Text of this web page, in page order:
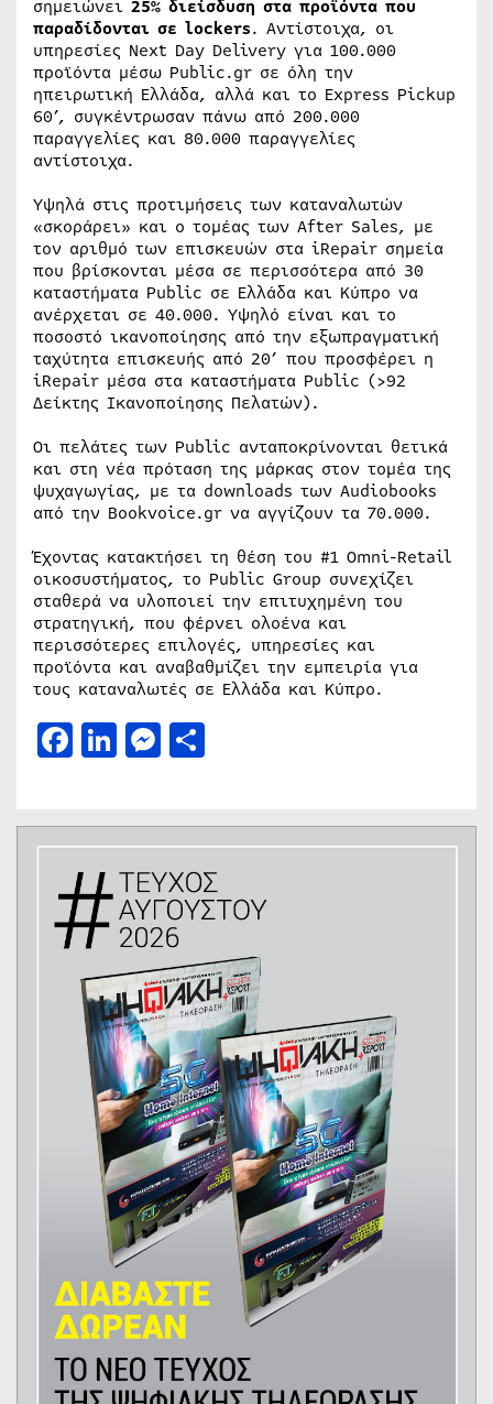
σημειώνει 25% διείσδυση στα προϊόντα που
παραδίδονται σε lockers. Αντίστοιχα, οι
υπηρεσίες Next Day Delivery για 100.000
προϊόντα μέσω Public.gr σε όλη την
ηπειρωτική Ελλάδα, αλλά και το Express Pickup
60’, συγκέντρωσαν πάνω από 200.000
παραγγελίες και 80.000 παραγγελίες
αντίστοιχα.
Υψηλά στις προτιμήσεις των καταναλωτών
«σκοράρει» και ο τομέας των After Sales, με
τον αριθμό των επισκευών στα iRepair σημεία
που βρίσκονται μέσα σε περισσότερα από 30
καταστήματα Public σε Ελλάδα και Κύπρο να
ανέρχεται σε 40.000. Υψηλό είναι και το
ποσοστό ικανοποίησης από την εξωπραγματική
ταχύτητα επισκευής από 20’ που προσφέρει η
iRepair μέσα στα καταστήματα Public (>92
Δείκτης Ικανοποίησης Πελατών).
Οι πελάτες των Public ανταποκρίνονται θετικά
και στη νέα πρόταση της μάρκας στον τομέα της
ψυχαγωγίας, με τα downloads των Audiobooks
από την Bookvoice.gr να αγγίζουν τα 70.000.
Έχοντας κατακτήσει τη θέση του #1 Omni-Retail
οικοσυστήματος, το Public Group συνεχίζει
σταθερά να υλοποιεί την επιτυχημένη του
στρατηγική, που φέρνει ολοένα και
περισσότερες επιλογές, υπηρεσίες και
προϊόντα και αναβαθμίζει την εμπειρία για
τους καταναλωτές σε Ελλάδα και Κύπρο.
Facebook
LinkedIn
Messenger